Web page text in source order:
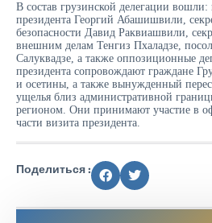
В состав грузинской делегации вошли:
президента Георгий Абашишвили,
безопасности Давид Раквиашвили,
внешним делам Тенгиз Пхаладзе,
Салуквадзе, а также оппозиционные
президента сопровождают граждане
и осетины, а также вынужденный
ущелья близ административной
регионом. Они принимают участие в
части визита президента.
Поделиться :